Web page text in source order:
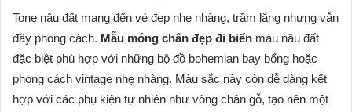
Tone nâu đất mang đến vẻ đẹp nhẹ nhàng, trầm lắng nhưng vẫn
đầy phong cách. Mẫu móng chân đẹp đi biển màu nâu đất
đặc biệt phù hợp với những bộ đồ bohemian bay bổng hoặc
phong cách vintage nhẹ nhàng. Màu sắc này còn dễ dàng kết
hợp với các phụ kiện tự nhiên như vòng chân gỗ, tạo nên một